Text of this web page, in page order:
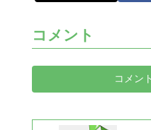
コメント
コメン